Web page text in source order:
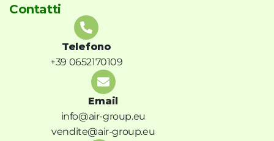
Contatti
Telefono
+39 0652170109
Email
info@air-group.eu
vendite@air-group.eu